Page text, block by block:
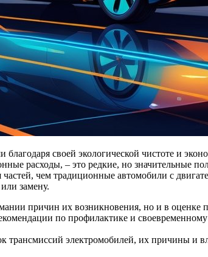
своей экологической чистоте и
расходы, – это редкие, но значительные
чем традиционные автомобили с
замену.
причин их возникновения, но и в оценке
по профилактике и
электромобилей, их причины и